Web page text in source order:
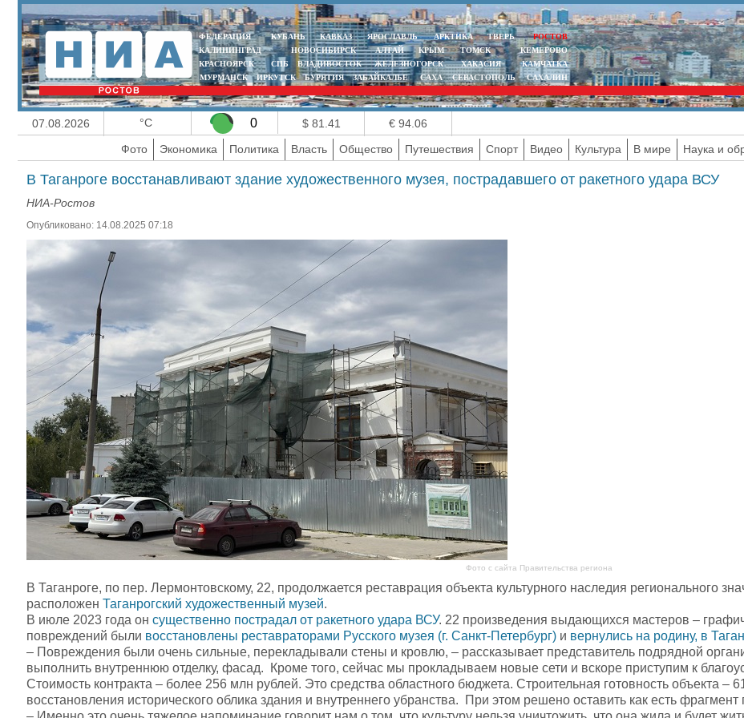
ФЕДЕРАЦИЯ КУБАНЬ КАВКАЗ ЯРОСЛАВЛЬ АРКТИКА ТВЕРЬ
РОСТОВ
КАЛИНИНГРАД
НОВОСИБИРСК АЛТАЙ КРЫМ ТОМСК
КЕМЕРОВО
КРАСНОЯРСК
СПБ ВЛАДИВОСТОК ЖЕЛЕЗНОГОРСК ХАКАСИЯ
КАМЧАТКА
МУРМАНСК
ИРКУТСК БУРЯТИЯ ЗАБАЙКАЛЬЕ САХА СЕВАСТОПОЛЬ САХАЛИН
07.08.2026 °C 0 $ 81.41
€ 94.06
Фото
Экономика Политика Власть Общество Путешествия Спорт Видео Культура В мире Наука и
В Таганроге восстанавливают здание художественного музея, пострадавшего от ракетного удара ВСУ
НИА-Ростов
Опубликовано: 14.08.2025 07:18
Фото с сайта Правительства региона
В Таганроге, по пер. Лермонтовскому, 22, продолжается реставрация объекта культурного наследия регионального
расположен Таганрогский художественный музей.
В июле 2023 года он существенно пострадал от ракетного удара ВСУ. 22 произведения выдающихся мастеров –
повреждений были восстановлены реставраторами Русского музея (г. Санкт-Петербург) и вернулись на родину, в
– Повреждения были очень сильные, перекладывали стены и кровлю, – рассказывает представитель подрядной
выполнить внутреннюю отделку, фасад. Кроме того, сейчас мы прокладываем новые сети и вскоре приступим к
Стоимость контракта – более 256 млн рублей. Это средства областного бюджета. Строительная готовность объекта –
восстановления исторического облика здания и внутреннего убранства. При этом решено оставить как есть